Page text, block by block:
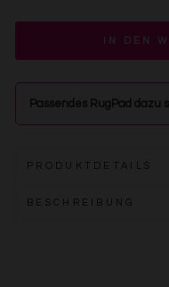
IN DEN
Passendes RugPad dazu
PRODUKTDETAILS
BESCHREIBUNG